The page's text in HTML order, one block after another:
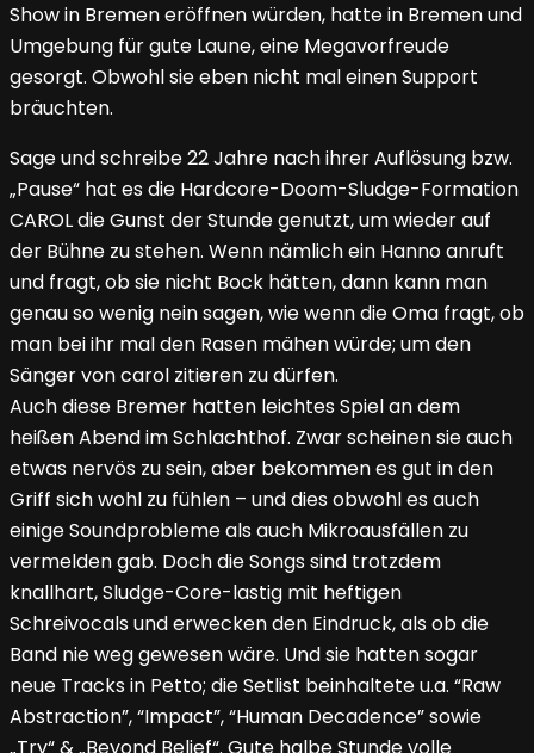
Show in Bremen eröffnen würden, hatte in Bremen und
Umgebung für gute Laune, eine Megavorfreude
gesorgt. Obwohl sie eben nicht mal einen Support
bräuchten.
Sage und schreibe 22 Jahre nach ihrer Auflösung bzw.
„Pause“ hat es die Hardcore-Doom-Sludge-Formation
CAROL die Gunst der Stunde genutzt, um wieder auf
der Bühne zu stehen. Wenn nämlich ein Hanno anruft
und fragt, ob sie nicht Bock hätten, dann kann man
genau so wenig nein sagen, wie wenn die Oma fragt, ob
man bei ihr mal den Rasen mähen würde; um den
Sänger von carol zitieren zu dürfen.
Auch diese Bremer hatten leichtes Spiel an dem
heißen Abend im Schlachthof. Zwar scheinen sie auch
etwas nervös zu sein, aber bekommen es gut in den
Griff sich wohl zu fühlen – und dies obwohl es auch
einige Soundprobleme als auch Mikroausfällen zu
vermelden gab. Doch die Songs sind trotzdem
knallhart, Sludge-Core-lastig mit heftigen
Schreivocals und erwecken den Eindruck, als ob die
Band nie weg gewesen wäre. Und sie hatten sogar
neue Tracks in Petto; die Setlist beinhaltete u.a. “Raw
Abstraction”, “Impact”, “Human Decadence” sowie